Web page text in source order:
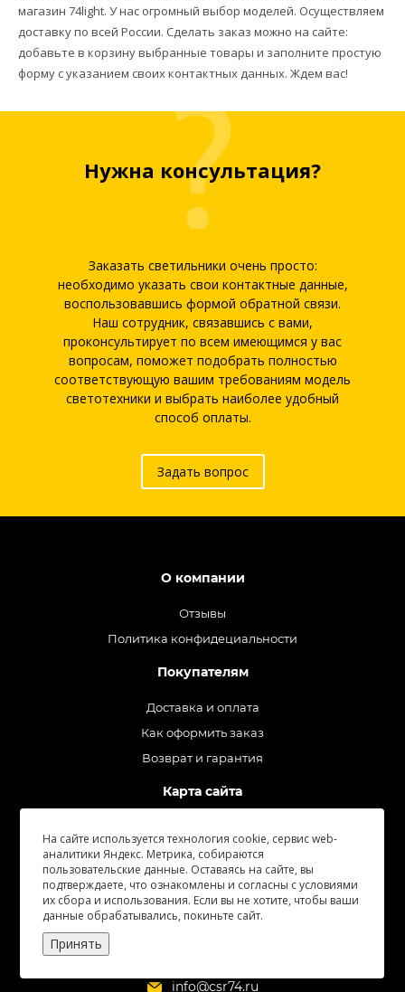
магазин 74light. У нас огромный выбор моделей. Осуществляем
доставку по всей России. Сделать заказ можно на сайте:
добавьте в корзину выбранные товары и заполните простую
форму с указанием своих контактных данных. Ждем вас!
Нужна консультация?
Заказать светильники очень просто:
необходимо указать свои контактные данные,
воспользовавшись формой обратной связи.
Наш сотрудник, связавшись с вами,
проконсультирует по всем имеющимся у вас
вопросам, поможет подобрать полностью
соответствующую вашим требованиям модель
светотехники и выбрать наиболее удобный
способ оплаты.
Задать вопрос
О компании
Отзывы
Политика конфидециальности
Покупателям
Доставка и оплата
Как оформить заказ
Возврат и гарантия
Карта сайта
Быстро с 1С-Битрикс
+7 (351) 219-55-04
info@csr74.ru
На сайте используется технология cookie, сервис web-
аналитики Яндекс. Метрика, собираются
пользовательские данные. Оставаясь на сайте, вы
подтверждаете, что ознакомлены и согласны с условиями
их сбора и использования. Если вы не хотите, чтобы ваши
данные обрабатывались, покиньте сайт.
Принять